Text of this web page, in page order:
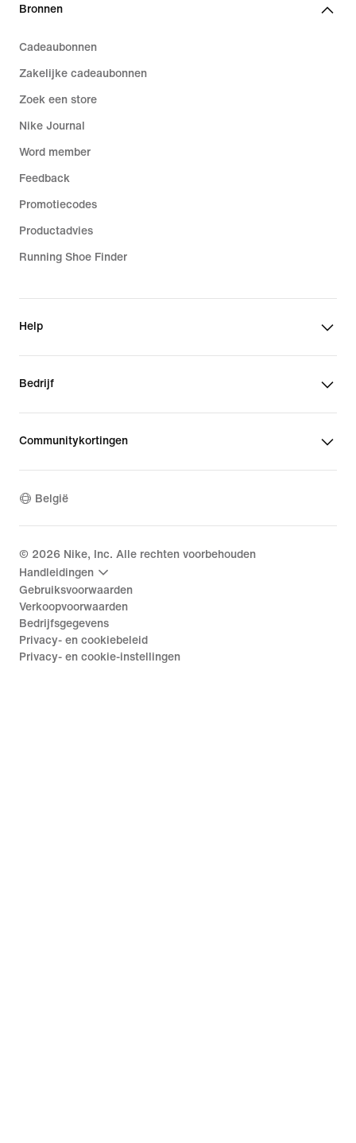
Bronnen
Cadeaubonnen
Zakelijke cadeaubonnen
Zoek een store
Nike Journal
Word member
Feedback
Promotiecodes
Productadvies
Running Shoe Finder
Help
Bedrijf
Communitykortingen
België
© 2026 Nike, Inc. Alle rechten voorbehouden
Handleidingen
Gebruiksvoorwaarden
Verkoopvoorwaarden
Bedrijfsgegevens
Privacy- en cookiebeleid
Privacy- en cookie-instellingen